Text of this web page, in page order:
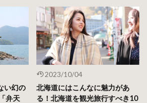
い幻の
弁天
2023/10/04
北海道にはこんなに魅力があ
る！北海道を観光旅行すべき10